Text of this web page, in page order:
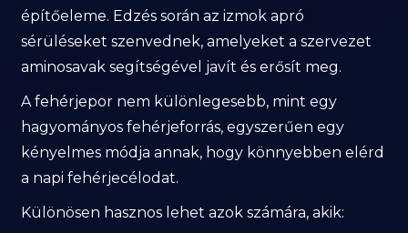
építőeleme. Edzés során az izmok apró
sérüléseket szenvednek, amelyeket a szervezet
aminosavak segítségével javít és erősít meg.
A fehérjepor nem különlegesebb, mint egy
hagyományos fehérjeforrás, egyszerűen egy
kényelmes módja annak, hogy könnyebben elérd
a napi fehérjecélodat.
Különösen hasznos lehet azok számára, akik: